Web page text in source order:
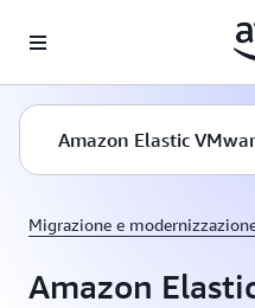
Amazon Elastic
Migrazione e
Amazon